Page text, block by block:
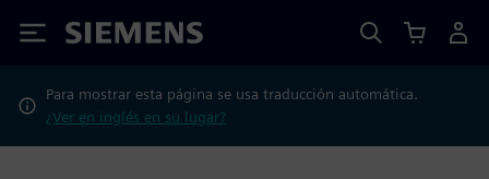
Siemens
Para mostrar esta página se usa traducción automática.
¿Ver en inglés en su lugar?